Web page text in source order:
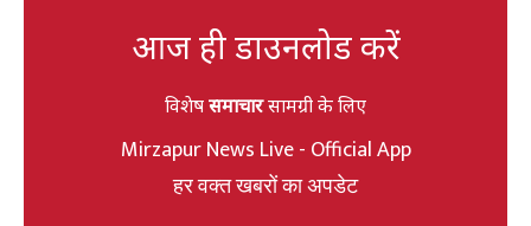
आज ही डाउनलोड करें
विशेषसमाचारसामग्री के लिए
Mirzapur News Live - Official App
हर वक्त खबरों का अपडेट